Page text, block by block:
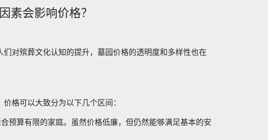
素会影响价格？
对殡葬文化认知的提升，墓园价格的透明度和多样性也在
格可以大致分为以下几个区间：
预算有限的家庭。虽然价格低廉，但仍然能够满足基本的安